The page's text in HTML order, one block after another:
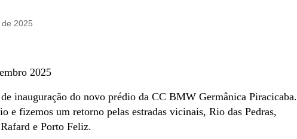
2025
2025
inauguração do novo prédio da CC BMW Germânica Piracicaba.
e fizemos um retorno pelas estradas vicinais, Rio das Pedras,
e Porto Feliz.